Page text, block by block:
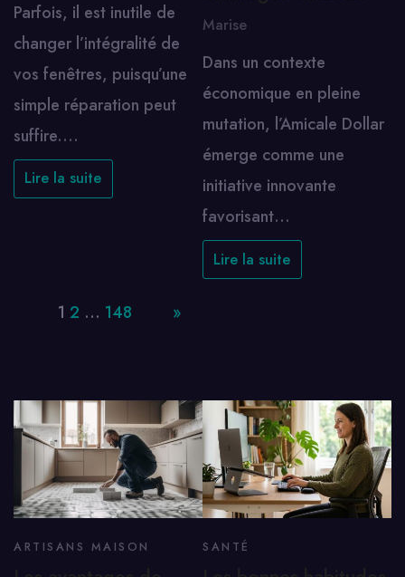
Parfois, il est inutile de
changer l’intégralité de
vos fenêtres, puisqu’une
simple réparation peut
suffire.…
Lire la suite
Marise
Dans un contexte
économique en pleine
mutation, l’Amicale Dollar
émerge comme une
initiative innovante
favorisant…
Lire la suite
1 2 … 148 »
ARTISANS MAISON SANTÉ